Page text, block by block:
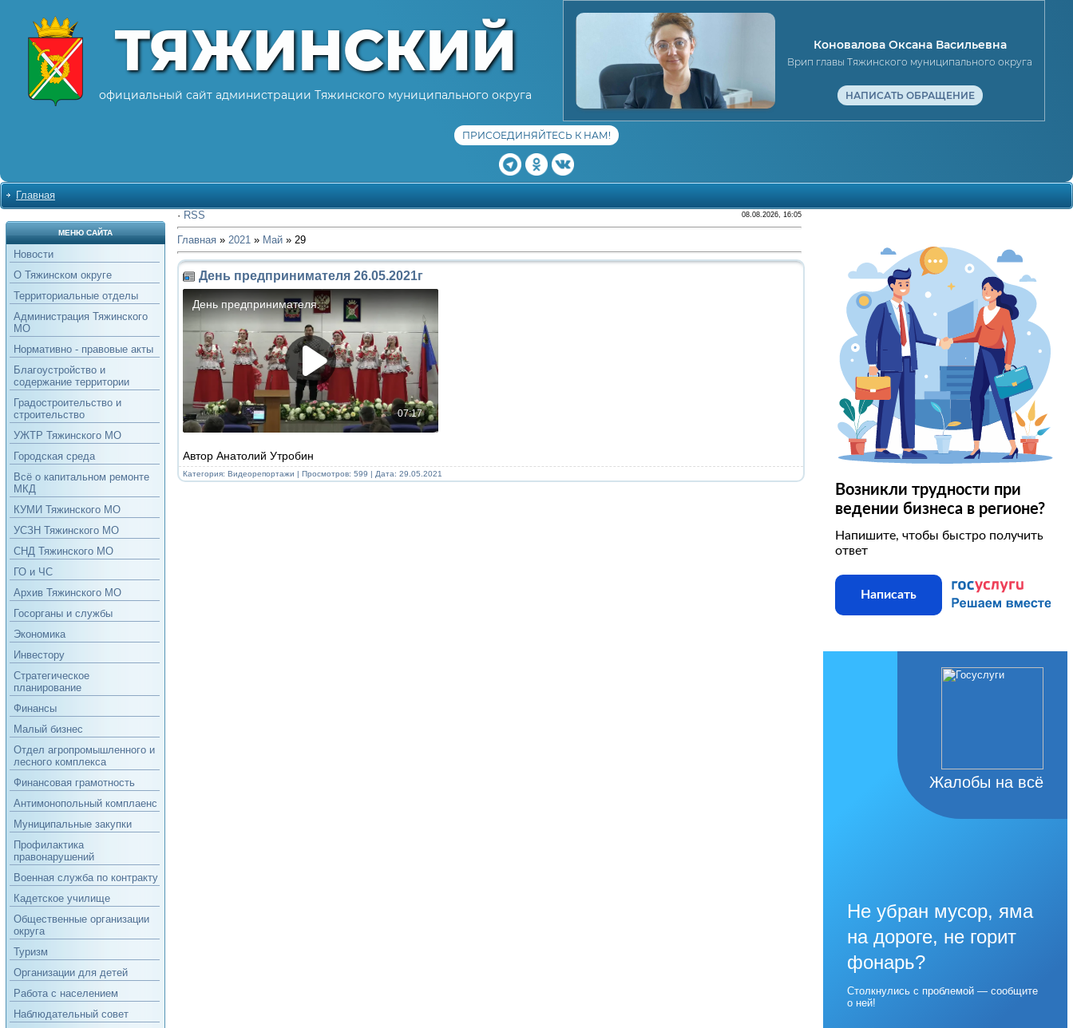
ТЯЖИНСКИЙ
официальный сайт администрации Тяжинского муниципального округа
Коновалова Оксана Васильевна
Врип главы Тяжинского муниципального округа
НАПИСАТЬ ОБРАЩЕНИЕ
ПРИСОЕДИНЯЙТЕСЬ К НАМ!
Главная
МЕНЮ САЙТА
Новости
О Тяжинском округе
Территориальные отделы
Администрация Тяжинского
МО
Нормативно - правовые акты
Благоустройство и
содержание территории
Градостроительство и
строительство
УЖТР Тяжинского МО
Городская среда
Всё о капитальном ремонте
МКД
КУМИ Тяжинского МО
УСЗН Тяжинского МО
СНД Тяжинского МО
ГО и ЧС
Архив Тяжинского МО
Госорганы и службы
Экономика
Инвестору
Стратегическое
планирование
Финансы
Малый бизнес
Отдел агропромышленного и
лесного комплекса
Финансовая грамотность
Антимонопольный комплаенс
Муниципальные закупки
Профилактика
правонарушений
Военная служба по контракту
Кадетское училище
Общественные организации
округа
Туризм
Организации для детей
Работа с населением
Наблюдательный совет
· RSS 08.08.2026, 16:05
Главная» 2021 » Май » 29
День предпринимателя 26.05.2021г
Автор Анатолий Утробин
Категория: Видеорепортажи | Просмотров: 599 | Дата: 29.05.2021
Возникли трудности при
ведении бизнеса в регионе?
Напишите, чтобы быстро получить
ответ
Написать
Жалобы на всё
Не убран мусор, яма
на дороге, не горит
фонарь?
Столкнулись с проблемой — сообщите
о ней!